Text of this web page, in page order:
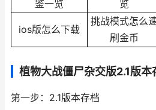
鉴一览
览
ios版怎么下载
挑战模式怎么
刷金币
植物大战僵尸杂交版2.1版本
第一步：2.1版本存档